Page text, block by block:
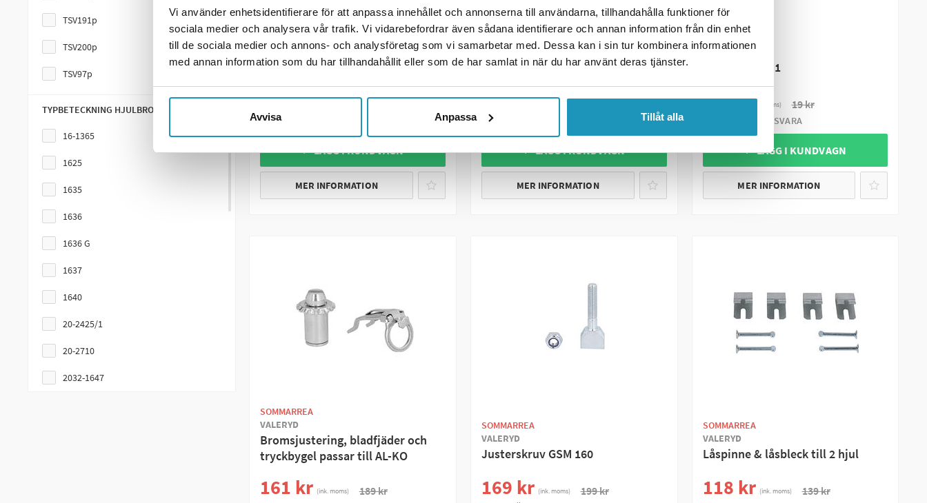
Vi använder enhetsidentifierare för att anpassa innehållet och annonserna till användarna, tillhandahålla funktioner för
sociala medier och analysera vår trafik. Vi vidarebefordrar även sådana identifierare och annan information från din enhet
till de sociala medier och annons- och analysföretag som vi samarbetar med. Dessa kan i sin tur kombinera informationen
med annan information som du har tillhandahållit eller som de har samlat in när du har använt deras tjänster.
Avvisa Anpassa Tillåt alla
TSV191p
TSV200p
TSV97p
TYPBETECKNING HJULBROMS
16-1365
1625
1635
1636
1636 G
1637
1640
20-2425/1
20-2710
2032-1647
SOMMARREA
VALERYD
Låspinne till gaffelhuvud 9551
33 kr 39 kr
BESTÄLLNINGSVARA
+ LÄGG I KUNDVAGN
MER INFORMATION
SOMMARREA
Bromsjustering kpl. passar till Al-
Ko
322 kr
+ LÄGG I KUNDVAGN
MER INFORMATION
VALERYD
Låsbricka 10*1
16 kr (ink. moms) 19 kr
BESTÄLLNINGSVARA
+ LÄGG I KUNDVAGN
MER INFORMATION
SOMMARREA
VALERYD
Bromsjustering, bladfjäder och
tryckbygel passar till AL-KO
161 kr (ink. moms) 189 kr
SOMMARREA
VALERYD
Justerskruv GSM 160
169 kr (ink. moms) 199 kr
SOMMARREA
VALERYD
Låspinne & låsbleck till 2 hjul
118 kr (ink. moms) 139 kr